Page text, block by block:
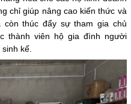
chỉ giúp nâng cao kiến thức và
còn thúc đẩy sự tham gia chủ
thành viên hộ gia đình người
kế.